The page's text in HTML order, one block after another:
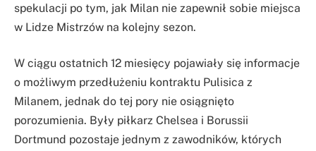
spekulacji po tym, jak Milan nie zapewnił sobie miejsca
w Lidze Mistrzów na kolejny sezon.
W ciągu ostatnich 12 miesięcy pojawiały się informacje
o możliwym przedłużeniu kontraktu Pulisica z
Milanem, jednak do tej pory nie osiągnięto
porozumienia. Były piłkarz Chelsea i Borussii
Dortmund pozostaje jednym z zawodników, których